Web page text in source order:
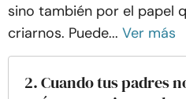
sino también por el papel
criarnos. Puede... Ver más
2. Cuando tus padres